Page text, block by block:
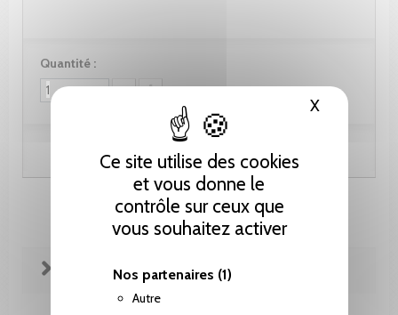
Ce site utilise des cookies
et vous donne le
contrôle sur ceux que
vous souhaitez activer
Nos partenaires (1)
Autre
XMasquer
Quantité :
Ajouter au panier
FICHE TECHNIQUE